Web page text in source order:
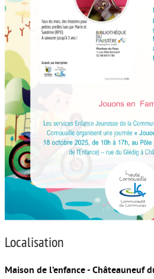
Localisation
Maison de l’enfance - Châteauneuf